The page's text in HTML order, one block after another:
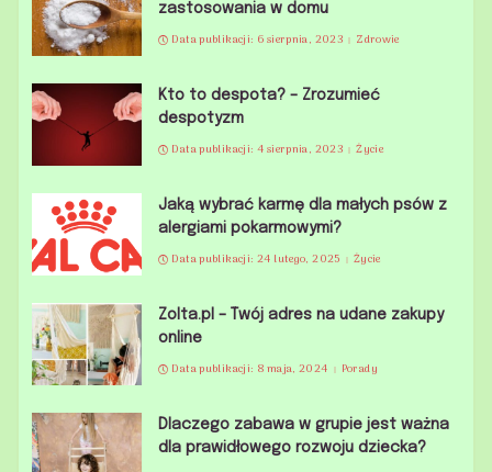
zastosowania w domu
Data publikacji: 6 sierpnia, 2023 Zdrowie
Kto to despota? – Zrozumieć
despotyzm
Data publikacji: 4 sierpnia, 2023 Życie
Jaką wybrać karmę dla małych psów z
alergiami pokarmowymi?
Data publikacji: 24 lutego, 2025 Życie
Zolta.pl – Twój adres na udane zakupy
online
Data publikacji: 8 maja, 2024 Porady
Dlaczego zabawa w grupie jest ważna
dla prawidłowego rozwoju dziecka?